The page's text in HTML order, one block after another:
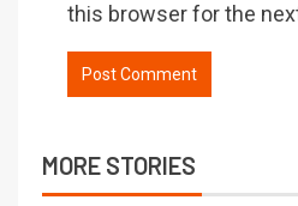
this browser for the
MORE STORIES